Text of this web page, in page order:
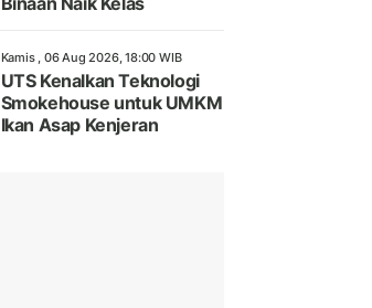
Kamis , 06 Aug 2026, 18:00 WIB
UTS Kenalkan Teknologi
Smokehouse untuk UMKM
Ikan Asap Kenjeran